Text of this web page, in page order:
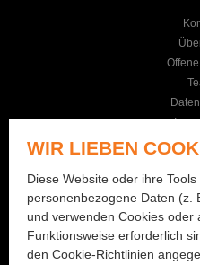
3114
+41
WIR LIEBEN
Diese Website oder ihre
personenbezogene Daten (z.
und verwenden Cookies
Funktionsweise erforderlich
den Cookie-Richtlinien